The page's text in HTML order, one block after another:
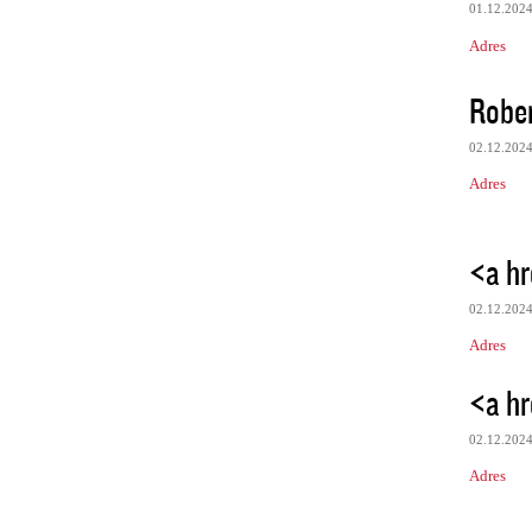
01.12.2024
Adres
02.12.2024
Adres
<a
02.12.2024
Adres
<a
02.12.2024
Adres